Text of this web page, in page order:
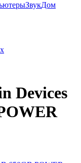
ЗвукДом
Devices